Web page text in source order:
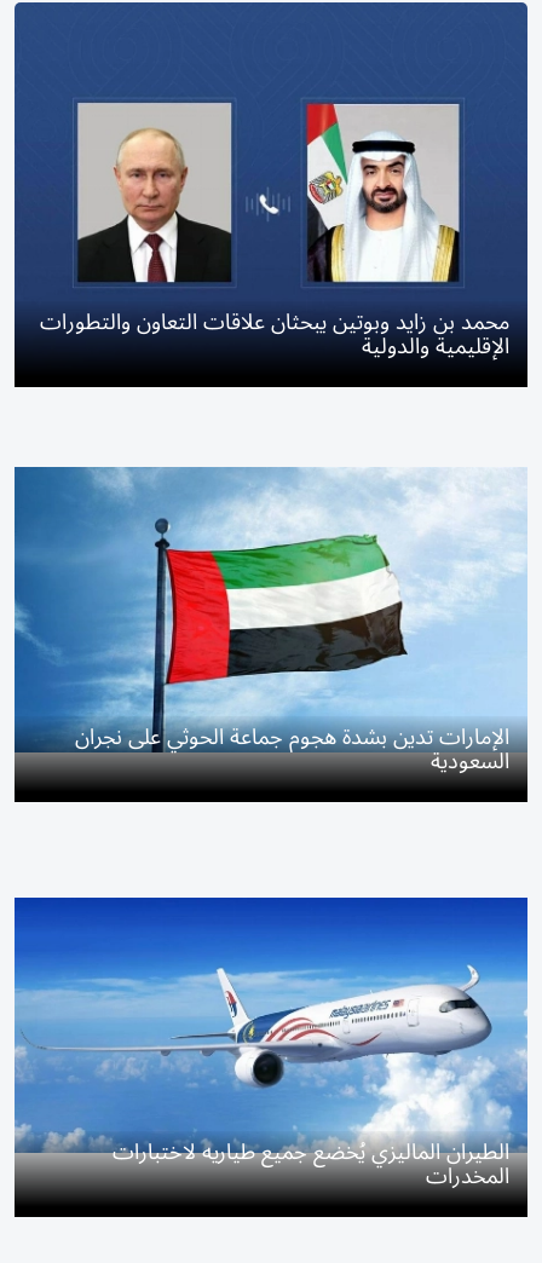
محمد بن زايد وبوتين يبحثان علاقات التعاون والتطورات
الإقليمية والدولية
الإمارات تدين بشدة هجوم جماعة الحوثي على نجران
السعودية
الطيران الماليزي يُخضع جميع طياريه لاختبارات
المخدرات